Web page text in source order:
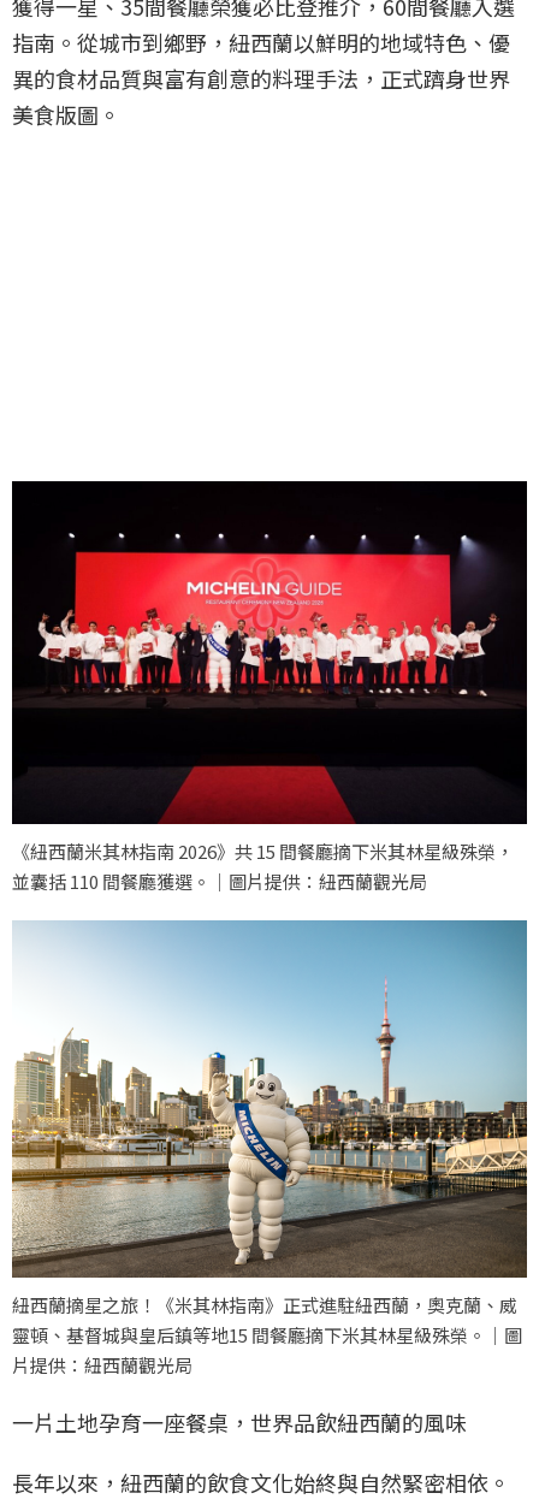
指南。從城市到鄉野，紐西蘭以鮮明的地域特色、優
異的食材品質與富有創意的料理手法，正式躋身世界
美食版圖。
《紐西蘭米其林指南 2026》共 15 間餐廳摘下米其林星級殊榮，
並囊括 110 間餐廳獲選。｜圖片提供：紐西蘭觀光局
紐西蘭摘星之旅！《米其林指南》正式進駐紐西蘭，奧克蘭、威
靈頓、基督城與皇后鎮等地15 間餐廳摘下米其林星級殊榮。｜圖
片提供：紐西蘭觀光局
一片土地孕育一座餐桌，世界品飲紐西蘭的風味
長年以來，紐西蘭的飲食文化始終與自然緊密相依。